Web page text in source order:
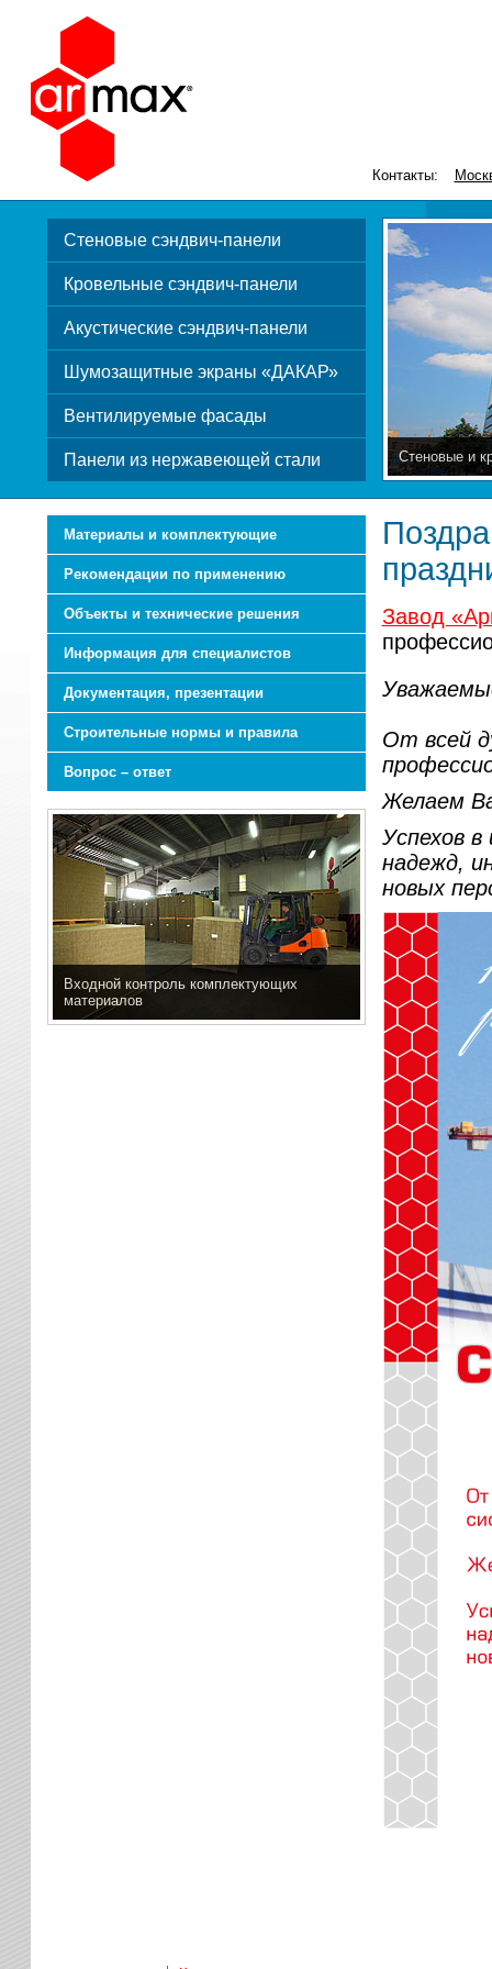
Контакты:
Стеновые сэндвич-панели
Кровельные сэндвич-панели
Акустические сэндвич-панели
Шумозащитные экраны «ДАКАР»
Вентилируемые фасады
Панели из нержавеющей стали Стеновые и
Материалы и комплектующие
Рекомендации по применению
Объекты и технические решения
Информация для специалистов
Документация, презентации
Строительные нормы и правила
Вопрос – ответ
Входной контроль комплектующих
материалов
Завод
От всей
Желаем
Успехов в
надежд,
новых